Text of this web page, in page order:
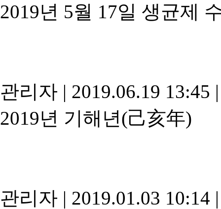
2019년 5월 17일 생균제
관리자 | 2019.06.19 13:45 |
2019년 기해년(己亥年)
관리자 | 2019.01.03 10:14 |